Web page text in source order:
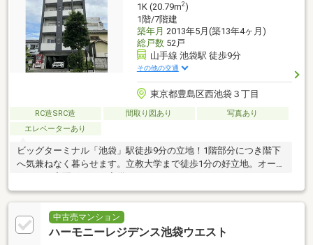
1K (20.79m2)
1階/7階建
築年月 2013年5月(築13年4ヶ月)
総戸数52戸
山手線 池袋駅 徒歩9分
その他の交通
東京都豊島区西池袋３丁目
RC造SRC造 間取り図あり
写真あり
エレベーターあり
ビッグターミナル「池袋」駅徒歩9分の立地！1階部分につき階下
へ気兼ねなく暮らせます。立教大学まで徒歩1分の好立地。オート
ロック・宅配ボックス完備。
中古売マンション
ハーモニーレジデンス池袋ウエスト